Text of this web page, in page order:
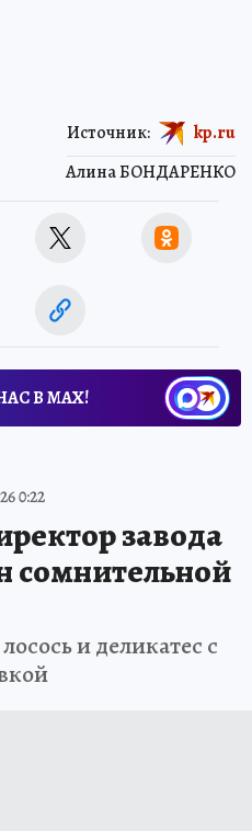
Алина БОНДАРЕНКО
Источник: kp.ru
В МАХ!
0:22
завода
сомнительной
и деликатес с